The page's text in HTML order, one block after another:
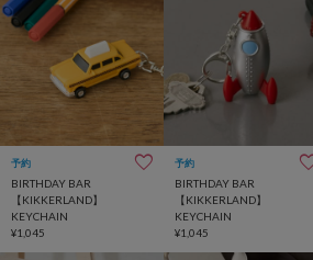
予約
BIRTHDAY BAR
【KIKKERLAND】
KEYCHAIN
¥1,045
予約
BIRTHDAY BAR
【KIKKERLAND】
KEYCHAIN
¥1,045